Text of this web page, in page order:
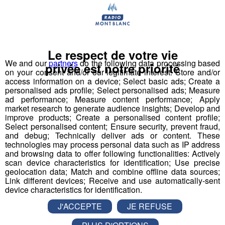
Actualités Régionales 09h03
Actualités Régionales 08h06
31.07.2026 Actualités Régionales 07h32 2'00"
31.07.2026 Actualités Régionales 07h04 3'19"
30.07.2026 Actualités Régionales 13h03 2'03"
30.07.2026 Actualités Régionales 12h02 2'03"
30.07.2026 Actualités Régionales 10h03 2'52"
30.07.2026 Actualités Régionales 09h32 2'09"
30.07.2026 Actualités Régionales 09h06 2'56"
Actualités Régionales 08h34
Savoie : la pénurie nationale de
beurre touche les producteurs
locaux
Voilà plusieurs semaines désormais que la pénurie de
beurre fait rage dans les rayons des supermarchés.
Ce phénomène national touche également les
producteurs locaux, tel que l'ENILV, l'école nationale
de l'industrie du lait et des viandes. Depuis quelques
semaines, le beurre commence à manquer dans les
We and ourpartnersdo the following data processing based
on your consent and/or our legitimate interest: Store and/or
access information on a device; Select basic ads; Create a
personalised ads profile; Select personalised ads; Measure
ad performance; Measure content performance; Apply
market research to generate audience insights; Develop and
improve products; Create a personalised content profile;
Select personalised content; Ensure security, prevent fraud,
and debug; Technically deliver ads or content. These
technologies may process personal data such as IP address
and browsing data to offer following functionalities: Actively
scan device characteristics for identification; Use precise
geolocation data; Match and combine offline data sources;
Link different devices; Receive and use automatically-sent
device characteristics for identification.
Le respect de votre vie
privée est notre priorité
J'ACCEPTE
JE REFUSE